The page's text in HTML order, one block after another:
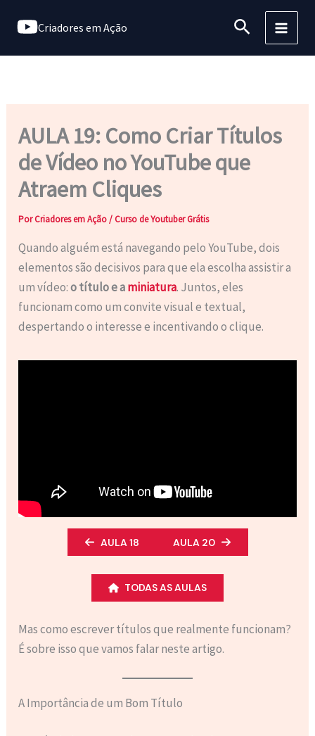
para
Criadores em Ação Pesquisar
AULA 19: Como Criar Títulos
de Vídeo no YouTube que
Atraem Cliques
PorCriadores em Ação/Curso de Youtuber Grátis
Quando alguém está navegando pelo YouTube, dois
elementos são decisivos para que ela escolha assistir a
um vídeo:o título e aminiatura. Juntos, eles
funcionam como um convite visual e textual,
despertando o interesse e incentivando o clique.
AULA 18 AULA 20
TODAS AS AULAS
Mas como escrever títulos que realmente funcionam?
É sobre isso que vamos falar neste artigo.
A Importância de um Bom Título